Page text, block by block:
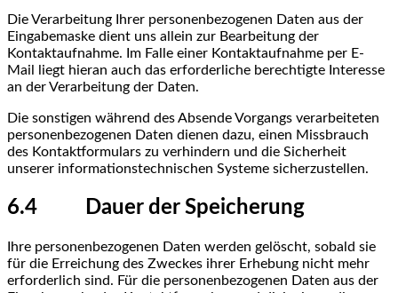
Die Verarbeitung Ihrer personenbezogenen Daten aus der
Eingabemaske dient uns allein zur Bearbeitung der
Kontaktaufnahme. Im Falle einer Kontaktaufnahme per E-
Mail liegt hieran auch das erforderliche berechtigte Interesse
an der Verarbeitung der Daten.
Die sonstigen während des Absende Vorgangs verarbeiteten
personenbezogenen Daten dienen dazu, einen Missbrauch
des Kontaktformulars zu verhindern und die Sicherheit
unserer informationstechnischen Systeme sicherzustellen.
6.4 Dauer der Speicherung
Ihre personenbezogenen Daten werden gelöscht, sobald sie
für die Erreichung des Zweckes ihrer Erhebung nicht mehr
erforderlich sind. Für die personenbezogenen Daten aus der